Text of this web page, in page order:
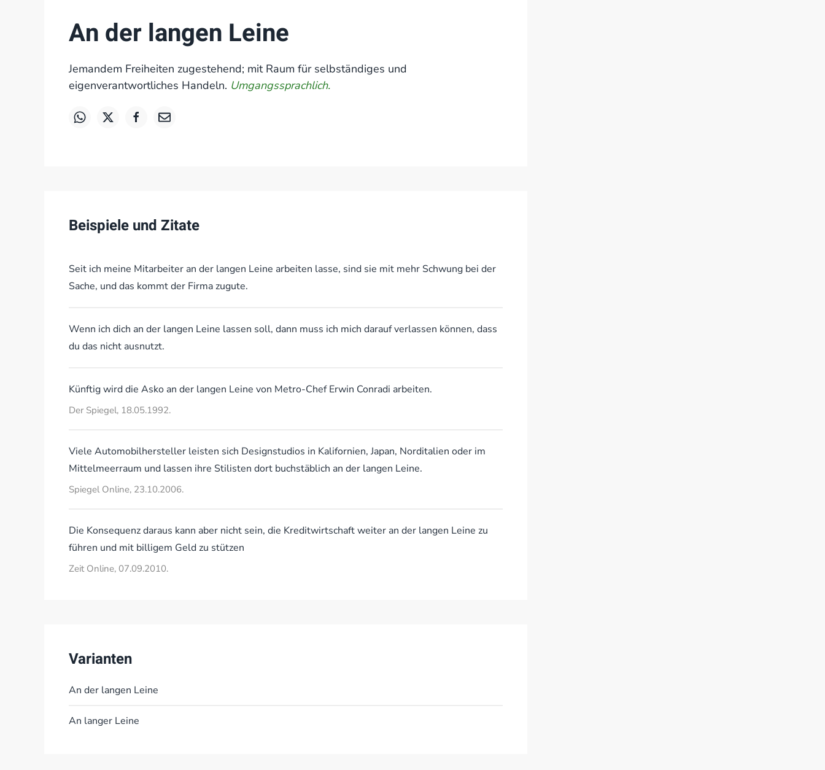
An der langen Leine
Jemandem Freiheiten zugestehend; mit Raum für selbständiges und
eigenverantwortliches Handeln. Umgangssprachlich.
Beispiele und Zitate
Seit ich meine Mitarbeiter an der langen Leine arbeiten lasse, sind sie mit mehr Schwung bei der
Sache, und das kommt der Firma zugute.
Wenn ich dich an der langen Leine lassen soll, dann muss ich mich darauf verlassen können, dass
du das nicht ausnutzt.
Künftig wird die Asko an der langen Leine von Metro-Chef Erwin Conradi arbeiten.
Der Spiegel, 18.05.1992.
Viele Automobilhersteller leisten sich Designstudios in Kalifornien, Japan, Norditalien oder im
Mittelmeerraum und lassen ihre Stilisten dort buchstäblich an der langen Leine.
Spiegel Online, 23.10.2006.
Die Konsequenz daraus kann aber nicht sein, die Kreditwirtschaft weiter an der langen Leine zu
führen und mit billigem Geld zu stützen
Zeit Online, 07.09.2010.
Varianten
An der langen Leine
An langer Leine